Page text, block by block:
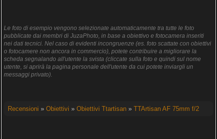
Le foto di esempio vengono selezionate automaticamente tra tutte le foto
pubblicate dai membri di JuzaPhoto, in base a obiettivo e fotocamera inseriti
nei dati tecnici. Nel caso di evidenti incongruenze (es. foto scattate con obiettivi
o fotocamere non ancora in commercio), potete contribuire a migliorare la
scheda segnalando all'utente la svista (cliccate sulla foto e quindi sul nome
utente, si aprirà la pagina personale dell'utente da cui potete inviargli un
messaggi privato).
Recensioni » Obiettivi » Obiettivi Ttartisan» TTArtisan AF 75mm f/2